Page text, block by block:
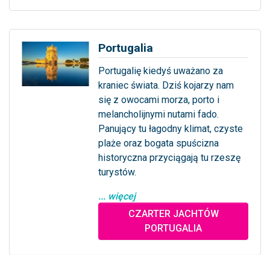
Portugalia
Portugalię kiedyś uważano za
kraniec świata. Dziś kojarzy nam
się z owocami morza, porto i
melancholijnymi nutami fado.
Panujący tu łagodny klimat, czyste
plaże oraz bogata spuścizna
historyczna przyciągają tu rzeszę
turystów.
... więcej
CZARTER JACHTÓW
PORTUGALIA